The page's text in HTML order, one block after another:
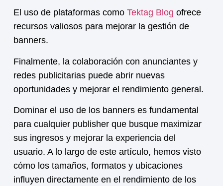
El uso de plataformas como Tektag Blog ofrece
recursos valiosos para mejorar la gestión de
banners.
Finalmente, la colaboración con anunciantes y
redes publicitarias puede abrir nuevas
oportunidades y mejorar el rendimiento general.
Dominar el uso de los banners es fundamental
para cualquier publisher que busque maximizar
sus ingresos y mejorar la experiencia del
usuario. A lo largo de este artículo, hemos visto
cómo los tamaños, formatos y ubicaciones
influyen directamente en el rendimiento de los